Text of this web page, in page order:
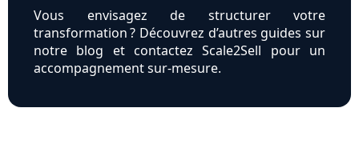
Vous envisagez de structurer votre
transformation ? Découvrez d’autres guides sur
notre blog et contactez Scale2Sell pour un
accompagnement sur-mesure.